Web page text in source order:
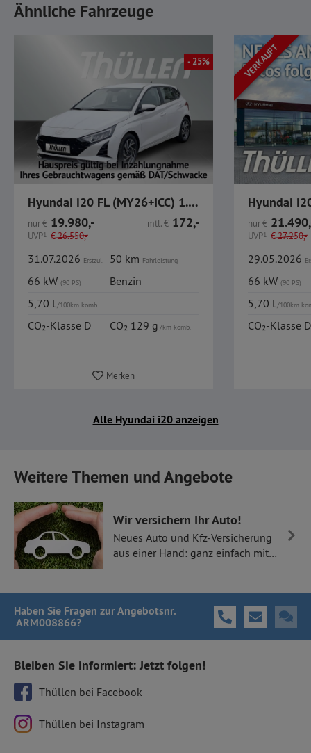
Ähnliche Fahrzeuge
- 25%
Hyundai i20 FL (MY26+ICC) 1.0 T-GDI Trend, Komfort-Paket
nur€ 19.980,-
UVP1 €26.550,-
mtl.€ 172,-
31.07.2026 Erstzul. 50 km Fahrleistung
66 kW (90 PS)
Benzin
5,70 l/100km komb.
CO₂-Klasse D CO₂ 129 g/km komb.
Merken
VERKAUFT
nur€
UVP1 €27.250,-
29.05.2026
66 kW (90 PS)
5,70 l/100km
CO₂-Klasse D
Alle Hyundai i20 anzeigen
Weitere Themen und Angebote
Wir versichern Ihr Auto!
Neues Auto und Kfz-Versicherung
aus einer Hand: ganz einfach mit
Haben Sie Fragen zur Angebotsnr.
ARM008866?
Bleiben Sie informiert: Jetzt folgen!
Thüllen bei Facebook
Thüllen bei Instagram